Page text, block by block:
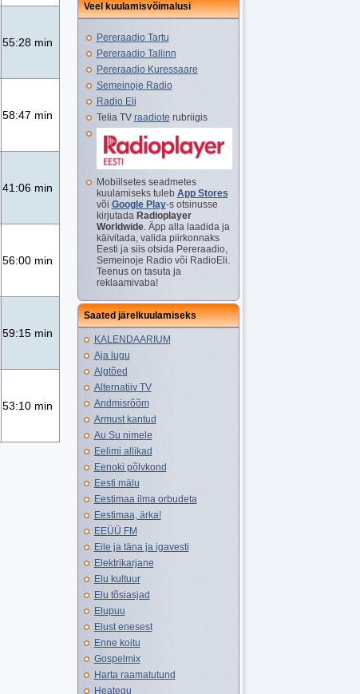
55:28 min
58:47 min
41:06 min
56:00 min
59:15 min
53:10 min
Veel kuulamisvõimalusi
Pereraadio Tartu
Pereraadio Tallinn
Pereraadio Kuressaare
Semeinoje Radio
Radio Eli
Telia TV raadiote rubriigis
Mobiilsetes seadmetes
kuulamiseks tuleb App Stores
või Google Play-s otsinusse
kirjutada Radioplayer
Worldwide. Äpp alla laadida ja
käivitada, valida piirkonnaks
Eesti ja siis otsida Pereraadio,
Semeinoje Radio või RadioEli.
Teenus on tasuta ja
reklaamivaba!
Saated järelkuulamiseks
KALENDAARIUM
Aja lugu
Algtõed
Alternatiiv TV
Andmisrõõm
Armust kantud
Au Su nimele
Eelimi allikad
Eenoki põlvkond
Eesti mälu
Eestimaa ilma orbudeta
Eestimaa, ärka!
EEÜÜ FM
Eile ja täna ja igavesti
Elektrikarjane
Elu kultuur
Elu tõsiasjad
Elupuu
Elust enesest
Enne koitu
Gospelmix
Harta raamatutund
Heategu